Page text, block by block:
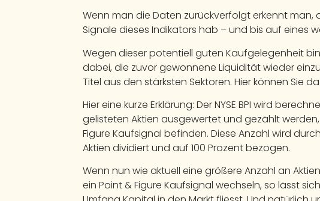
Wenn man die Daten zurückverfolgt erkennt man,
Signale dieses Indikators hab – und bis auf eines
Wegen dieser potentiell guten Kaufgelegenheit
dabei, die zuvor gewonnene Liquidität wieder
Titel aus den stärksten Sektoren. Hier können Sie
Hier eine kurze Erklärung: Der NYSE BPI wird
gelisteten Aktien ausgewertet und gezählt
Figure Kaufsignal befinden. Diese Anzahl wird
Aktien dividiert und auf 100 Prozent bezogen.
Wenn nun wie aktuell eine größere Anzahl an
ein Point & Figure Kaufsignal wechseln, so lässt